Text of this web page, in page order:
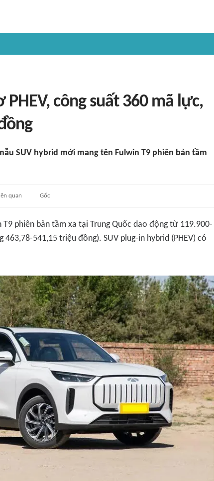
PHEV, công suất 360 mã lực,
SUV hybrid mới mang tên Fulwin T9 phiên bản tầm
quan Gốc
phiên bản tầm xa tại Trung Quốc dao động từ 119.900-
541,15 triệu đồng). SUV plug-in hybrid (PHEV) có